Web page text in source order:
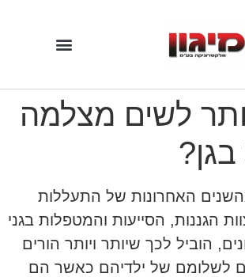
לשים מצלמה
האחרונות של התעללות
הגננות, הסייעות והמטפלות בגני
הוביל לכך שיותר ויותר הורים
לשלומם של ילדיהם כאשר הם